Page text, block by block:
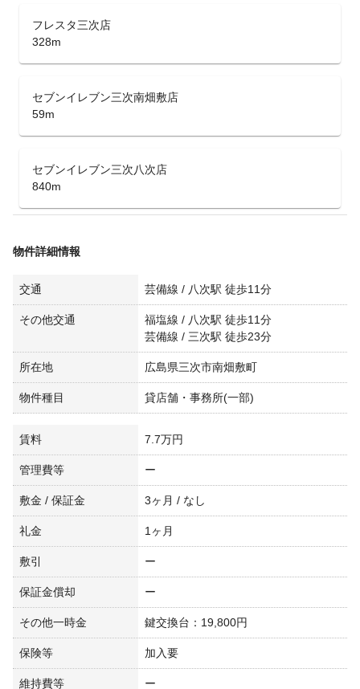
フレスタ三次店
328m
セブンイレブン三次南畑敷店
59m
セブンイレブン三次八次店
840m
物件詳細情報
交通 芸備線 / 八次駅 徒歩11分
その他交通
福塩線 / 八次駅 徒歩11分
芸備線 / 三次駅 徒歩23分
所在地 広島県三次市南畑敷町
物件種目 貸店舗・事務所(一部)
賃料 7.7万円
管理費等 ー
敷金 / 保証金 3ヶ月 / なし
礼金 1ヶ月
敷引 ー
保証金償却 ー
その他一時金 鍵交換台：19,800円
保険等 加入要
維持費等 ー